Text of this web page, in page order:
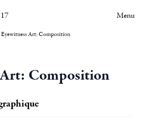
Menu
Eyewitness Art: Composition
Composition